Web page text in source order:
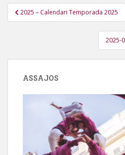
Navegació
d'entrades
2025 – Calendari Temporada 2025
2025-
ASSAJOS